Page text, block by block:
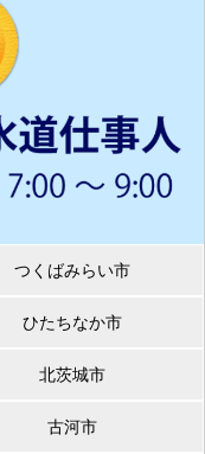
つくばみらい市
ひたちなか市
北茨城市
古河市